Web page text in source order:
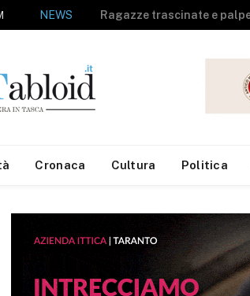
NEWS
Cronaca Cultura Politica